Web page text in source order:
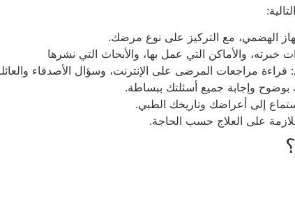
الهضمي، مع التركيز على نوع مرضك.
والأماكن التي عمل بها، والأبحاث التي نشرها
مراجعات المرضى على الإنترنت، وسؤال الأصدقاء
وإجابة جميع أسئلتك ببساطة.
إلى أعراضك وتاريخك الطبي.
على العلاج حسب الحاجة.